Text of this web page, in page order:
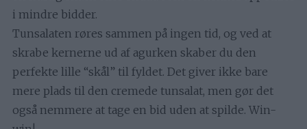
i mindre bidder.
Tunsalaten røres sammen på ingen tid, og ved at
skrabe kernerne ud af agurken skaber du den
perfekte lille “skål” til fyldet. Det giver ikke bare
mere plads til den cremede tunsalat, men gør det
også nemmere at tage en bid uden at spilde. Win-